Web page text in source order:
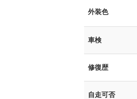
外装色
車検
修復歴
自走可否